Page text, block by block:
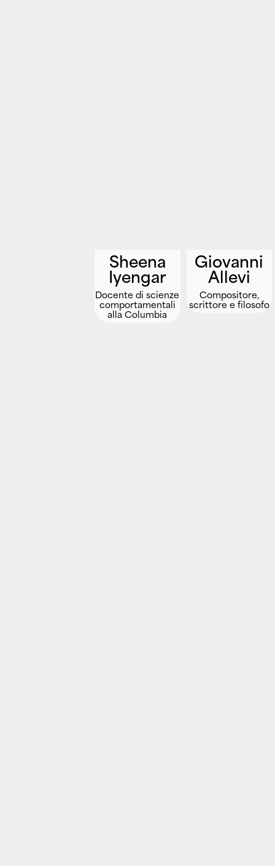
Sheena
Iyengar
Docente di scienze
comportamentali
alla Columbia
Giovanni
Allevi
Compositore,
scrittore e filosofo